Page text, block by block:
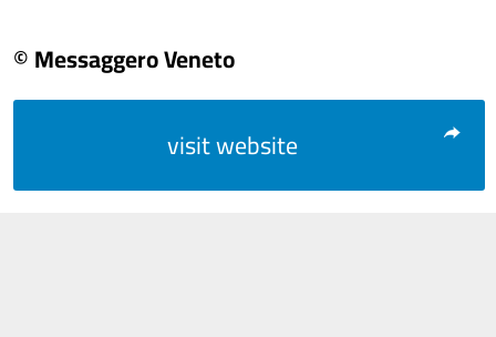
© Messaggero Veneto
visit website